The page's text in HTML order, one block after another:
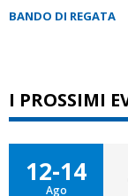
BANDO DI REGATA
I PROSSIMI
12-14
Ago